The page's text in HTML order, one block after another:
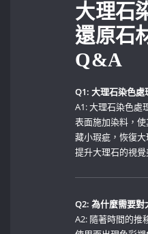
大理石
還原石
Q&A
Q1: 大理石染色處
A1: 大理石染色處
表面施加染料，
藏小瑕疵，恢復
提升大理石的視
Q2: 為什麼需要對
A2: 隨著時間的推